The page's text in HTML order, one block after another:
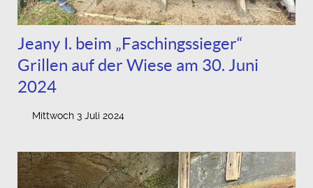
Jeany I. beim „Faschingssieger“
Grillen auf der Wiese am 30. Juni
2024
Mittwoch 3 Juli 2024